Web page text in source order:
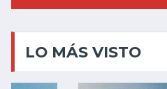
LO MÁS VISTO